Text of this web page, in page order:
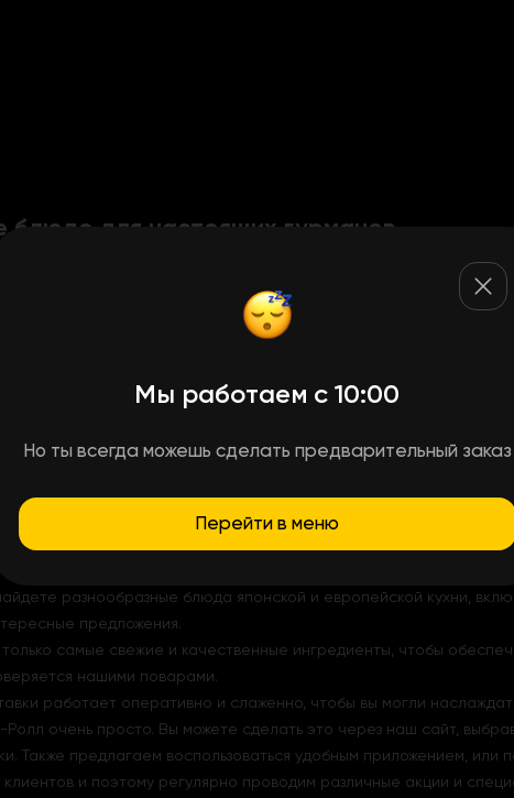
блюдо для настоящих гурманов
блюдом – Рок Дог Лосось и Краб. Это изящное
ингредиентов, которые подчеркивают друг друга, создавая
Лосось атлантический придает блюду насыщенный вкус и
вносят в блюдо освежающие нотки, а кунжут и соусы
забудьте попробовать другие наши блюда. Например, Рок Дог
ананас, авокадо и специальные соусы, создавая
и качество
и быстрая доставка. Мы всегда стремимся сделать
разнообразные блюда японской и европейской кухни,
предложения.
самые свежие и качественные ингредиенты, чтобы
нашими поварами.
работает оперативно и слаженно, чтобы вы могли
очень просто. Вы можете сделать это через наш сайт,
Также предлагаем воспользоваться удобным приложением, или
и поэтому регулярно проводим различные акции и
Мы работаем с 10:00
Но ты всегда можешь сделать предварительный заказ
Перейти в меню